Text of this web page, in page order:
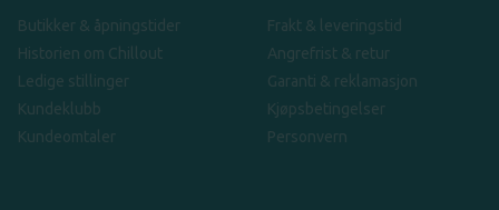
Butikker & åpningstider
Historien om Chillout
Ledige stillinger
Kundeklubb
Kundeomtaler
Frakt & leveringstid
Angrefrist & retur
Garanti & reklamasjon
Kjøpsbetingelser
Personvern